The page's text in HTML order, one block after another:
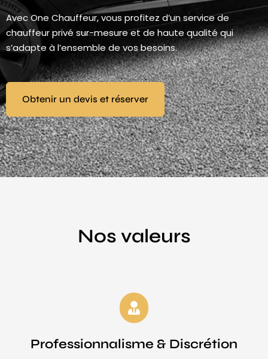
Avec One Chauffeur, vous profitez d’un service de
chauffeur privé sur-mesure et de haute qualité qui
s’adapte à l’ensemble de vos besoins.
Obtenir un devis et réserver
Nos valeurs
Professionnalisme & Discrétion